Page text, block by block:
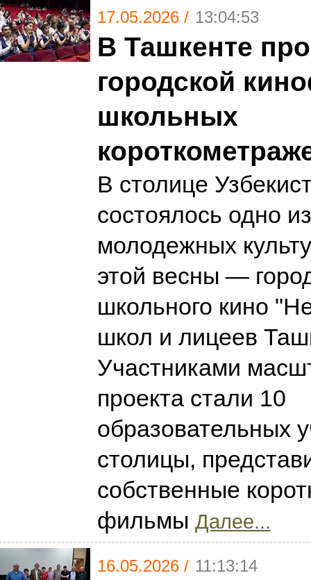
17.05.2026 / 13:04:53
В Ташкенте
городской
школьных
В столице
состоялось одно
молодежных
этой весны —
школьного кино
школ и лицеев
Участниками
проекта стали 10
образовательных
столицы,
собственные
фильмы Далее...
16.05.2026 / 11:13:14